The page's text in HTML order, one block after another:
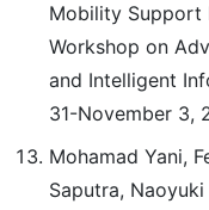
Mobility Support
Workshop on
and Intelligent
31-November 3,
Mohamad Yani,
Saputra,